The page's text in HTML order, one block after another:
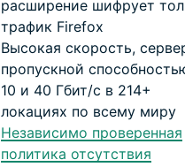
расширение шифрует
трафик Firefox
Высокая скорость,
пропускной
10 и 40 Гбит/с в 214+
локациях по всему миру
Независимо проверенная
политика отсутствия